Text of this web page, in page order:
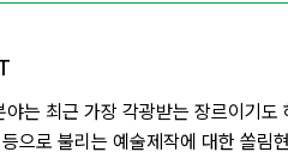
야는 최근 가장 각광받는 장르이기
으로 불리는 예술제작에 대한 쏠림